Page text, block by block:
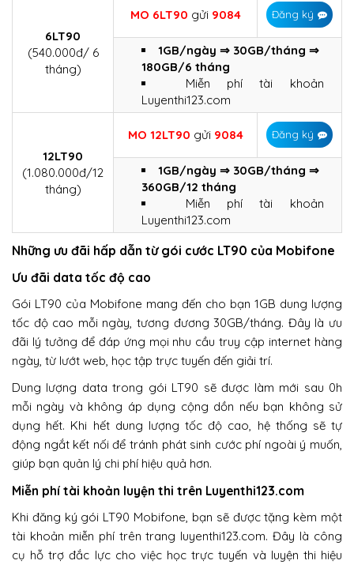
6LT90
(540.000đ/ 6
tháng)
MO 6LT90 gửi 9084 Đăng ký
1GB/ngày ⇒ 30GB/tháng ⇒
180GB/6 tháng
Miễn phí tài khoản
Luyenthi123.com
12LT90
(1.080.000đ/12
tháng)
MO 12LT90 gửi 9084 Đăng ký
1GB/ngày ⇒ 30GB/tháng ⇒
360GB/12 tháng
Miễn phí tài khoản
Luyenthi123.com
Những ưu đãi hấp dẫn từ gói cước LT90 của Mobifone
Ưu đãi data tốc độ cao
Gói LT90 của Mobifone mang đến cho bạn 1GB dung lượng
tốc độ cao mỗi ngày, tương đương 30GB/tháng. Đây là ưu
đãi lý tưởng để đáp ứng mọi nhu cầu truy cập internet hàng
ngày, từ lướt web, học tập trực tuyến đến giải trí.
Dung lượng data trong gói LT90 sẽ được làm mới sau 0h
mỗi ngày và không áp dụng cộng dồn nếu bạn không sử
dụng hết. Khi hết dung lượng tốc độ cao, hệ thống sẽ tự
động ngắt kết nối để tránh phát sinh cước phí ngoài ý muốn,
giúp bạn quản lý chi phí hiệu quả hơn.
Miễn phí tài khoản luyện thi trên Luyenthi123.com
Khi đăng ký gói LT90 Mobifone, bạn sẽ được tặng kèm một
tài khoản miễn phí trên trang luyenthi123.com. Đây là công
cụ hỗ trợ đắc lực cho việc học trực tuyến và luyện thi hiệu